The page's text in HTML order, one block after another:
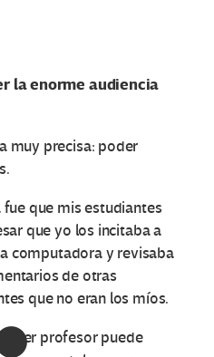
la enorme audiencia
muy precisa: poder
que mis estudiantes
que yo los incitaba a
computadora y revisaba
de otras
que no eran los míos.